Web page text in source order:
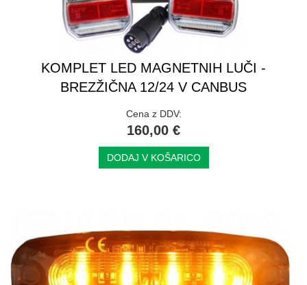
KOMPLET LED MAGNETNIH LUČI -
BREZŽIČNA 12/24 V CANBUS
Cena z DDV:
160,00 €
DODAJ V KOŠARICO